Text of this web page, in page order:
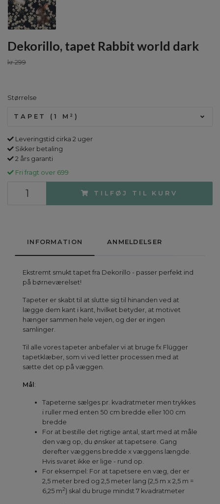
Dekorillo, tapet Rabbit world dark
kr 299
Størrelse
TAPET (1 M²)
Leveringstid cirka 2 uger
Sikker betaling
2 års garanti
Fri fragt over 699
TILFØJ TIL KURV
INFORMATION ANMELDELSER
Ekstremt smukt tapet fra Dekorillo - passer perfekt ind
på børneværelset!
Tapeter er skabt til at slutte sig til hinanden ved at
lægge dem kant i kant, hvilket betyder, at motivet
hænger sammen hele vejen, og der er ingen
samlinger.
Til alle vores tapeter anbefaler vi at bruge fx Flügger
tapetklæber, som vi ved letter processen med at
sætte det op på væggen.
Mål :
Tapeterne sælges pr. kvadratmeter men trykkes
i ruller med enten 50 cm bredde eller 100 cm
bredde
For at bestille det rigtige antal, start med at måle
den væg op, du ønsker at tapetsere. Gang
derefter væggens bredde x væggens længde.
Hvis svaret ikke er lige - rund op.
For eksempel: For at tapetsere en væg, der er
2,5 meter bred og 2,5 meter lang (2,5 m x 2,5 m =
6,25 m2) skal du bruge mindst 7 kvadratmeter